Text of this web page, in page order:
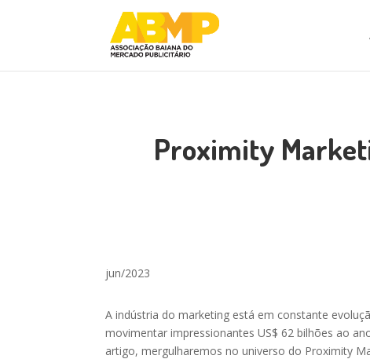
Proximity
jun/2023
A indústria do marketing está em constante
movimentar impressionantes US$ 62 bilhões ao
artigo, mergulharemos no universo do Proximity